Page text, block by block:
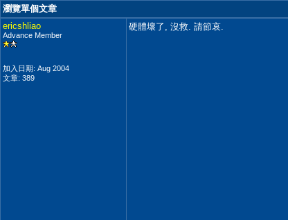
瀏覽單個文章
ericshliao
Advance Member
加入日期: Aug 2004
文章: 389
硬體壞了, 沒救. 請節哀.